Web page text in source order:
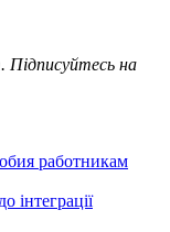
Підписуйтесь на
работникам
інтеграції